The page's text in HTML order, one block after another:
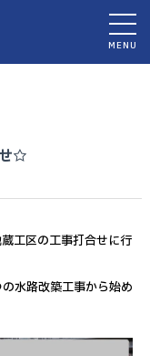
MENU
☆
工区の工事打合せに行
水路改築工事から始め